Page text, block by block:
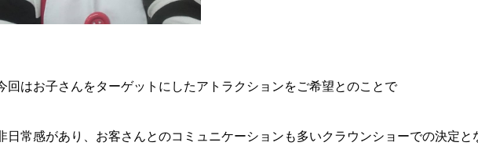
回はお子さんをターゲットにしたアトラクションをご希望とのことで
日常感があり、お客さんとのコミュニケーションも多いクラウンショーでの決定と